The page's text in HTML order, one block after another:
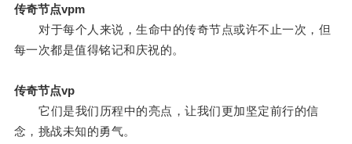
传奇节点vpm
对于每个人来说，生命中的传奇节点或许不止一次，但
每一次都是值得铭记和庆祝的。
传奇节点vp
它们是我们历程中的亮点，让我们更加坚定前行的信
念，挑战未知的勇气。